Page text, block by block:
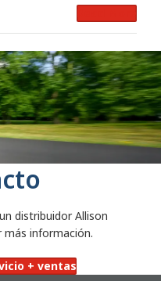
distribuidor Allison
información.
+ ventas